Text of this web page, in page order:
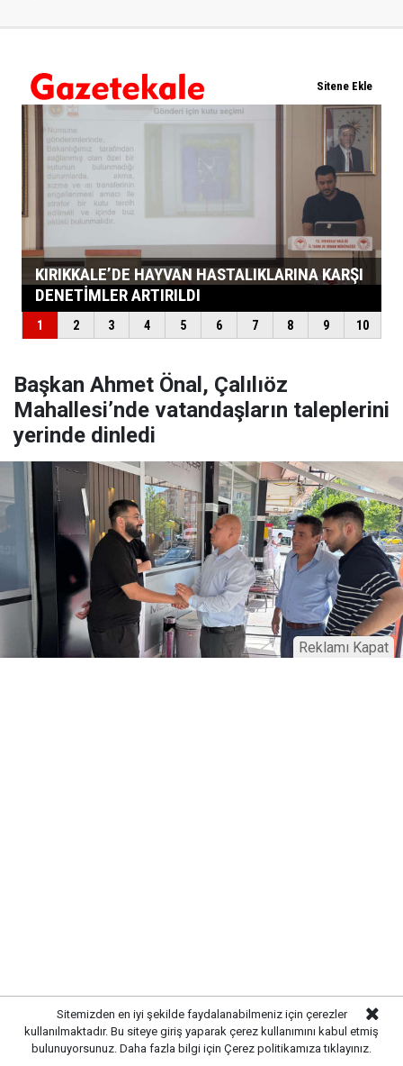
Başkan Ahmet Önal, Çalılıöz
Mahallesi’nde vatandaşların taleplerini
yerinde dinledi
Sitemizden en iyi şekilde faydalanabilmeniz için çerezler
kullanılmaktadır. Bu siteye giriş yaparak çerez kullanımını kabul etmiş
bulunuyorsunuz. Daha fazla bilgi için Çerez politikamıza tıklayınız.
Reklamı Kapat